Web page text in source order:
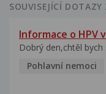
SOUVISEJÍCÍ DOTAZY
Informace o HPV
Dobrý den,chtěl
Pohlavní nemoci